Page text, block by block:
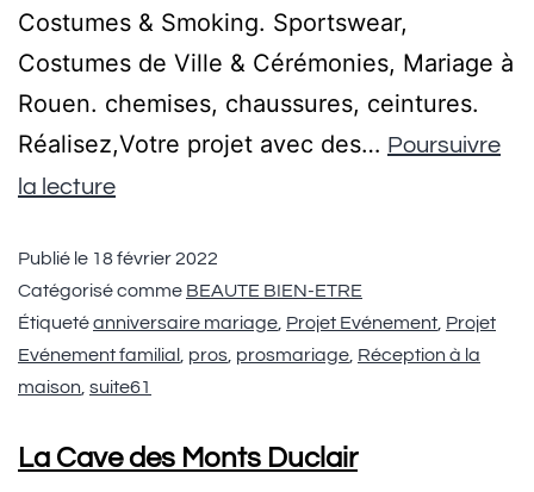
Costumes & Smoking. Sportswear,
Costumes de Ville & Cérémonies, Mariage à
Rouen. chemises, chaussures, ceintures.
Réalisez,Votre projet avec des… Poursuivre
la lecture
Publié le 18 février 2022
Catégorisé comme BEAUTE BIEN-ETRE
Étiquetéanniversaire mariage, Projet Evénement, Projet
Evénement familial , pros, prosmariage, Réception à la
maison, suite61
La Cave des Monts Duclair